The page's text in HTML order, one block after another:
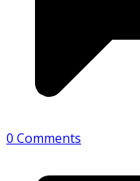
0 Comments